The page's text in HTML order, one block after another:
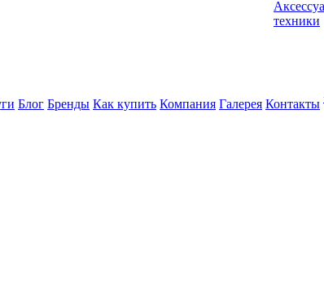
техники
Блог Бренды Как купить Компания Галерея Контакты